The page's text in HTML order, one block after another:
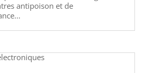
antipoison et de